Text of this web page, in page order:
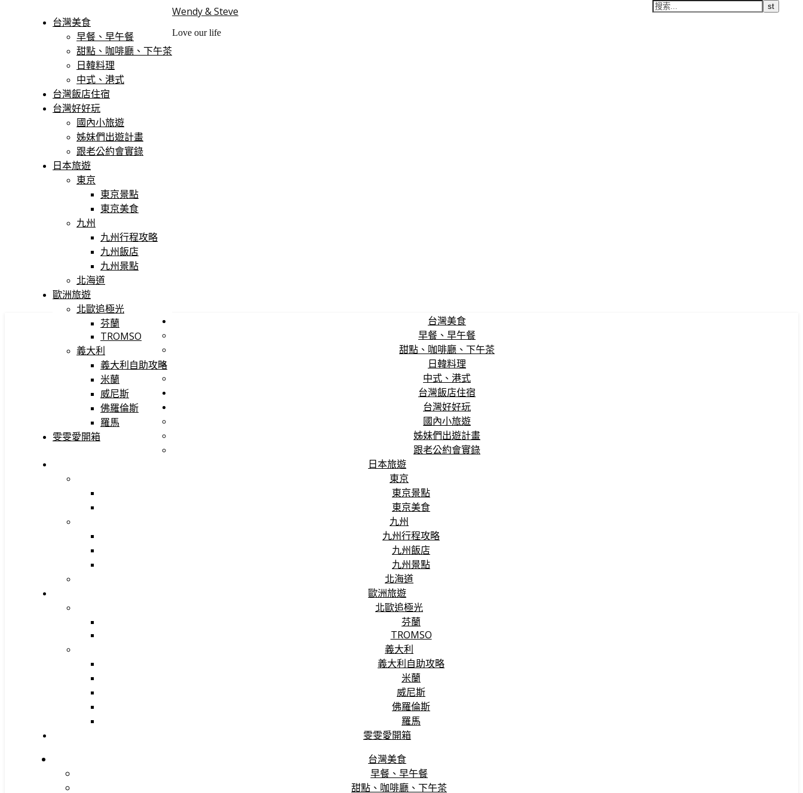
台灣美食
早餐、早午餐
甜點、咖啡廳、下午茶
日韓料理
中式、港式
台灣飯店住宿
台灣好好玩
國內小旅遊
姊妹們出遊計畫
跟老公約會實錄
日本旅遊
東京
東京景點
東京美食
九州
九州行程攻略
九州飯店
九州景點
北海道
歐洲旅遊
北歐追極光
芬蘭
TROMSO
義大利
義大利自助攻略
米蘭
威尼斯
佛羅倫斯
羅馬
雯雯愛開箱
Wendy & Steve
Love our life
台灣美食
早餐、早午餐
甜點、咖啡廳、下午茶
日韓料理
中式、港式
台灣飯店住宿
台灣好好玩
國內小旅遊
姊妹們出遊計畫
跟老公約會實錄
日本旅遊
東京
東京景點
東京美食
九州
九州行程攻略
九州飯店
九州景點
北海道
歐洲旅遊
北歐追極光
芬蘭
TROMSO
義大利
義大利自助攻略
米蘭
威尼斯
佛羅倫斯
羅馬
雯雯愛開箱
台灣美食
早餐、早午餐
甜點、咖啡廳、下午茶